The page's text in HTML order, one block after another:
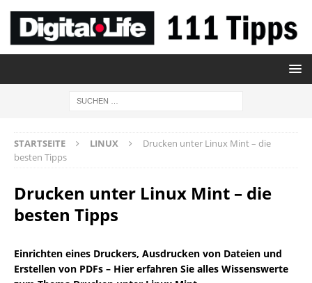
STARTSEITE LINUX
Drucken unter Linux Mint – die
besten Tipps
Drucken unter Linux Mint – die
besten Tipps
Einrichten eines Druckers, Ausdrucken von Dateien und
Erstellen von PDFs – Hier erfahren Sie alles Wissenswerte